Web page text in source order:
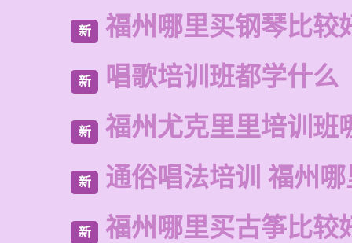
新 福州哪里买钢琴比较
新 唱歌培训班都学什么
新 福州尤克里里培训班
新 通俗唱法培训 福州
新 福州哪里买古筝比较